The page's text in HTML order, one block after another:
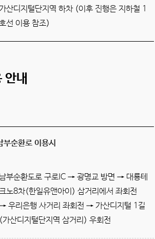
산디지털단지역 하차 (이후 진행은 지하철 1
선 이용 참조)
안내
부순환로 이용시
남부순환도로 구로IC → 광명교 방면 → 대룡테
노8차(한일유앤아이) 삼거리에서 좌회전
우리은행 사거리 좌회전 → 가산디지털 1길
(가산디지털단지역 삼거리) 우회전